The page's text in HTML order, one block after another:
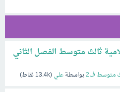
ثالث متوسط الفصل الثاني
متوسط ف2 بواسطةعلي(
13.4kنقاط)